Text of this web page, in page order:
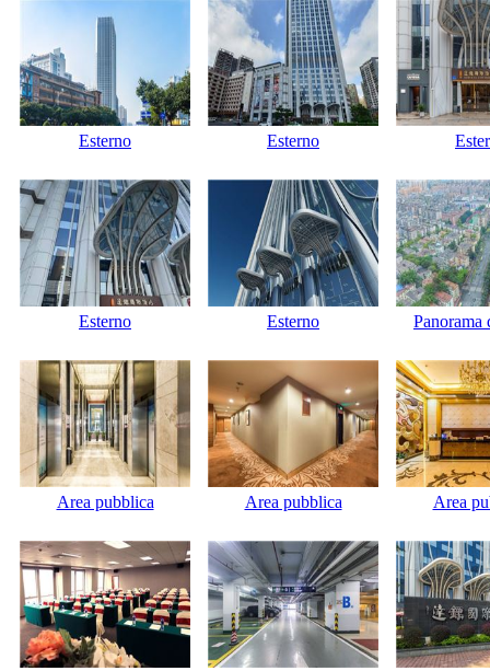
Esterno Esterno
Esterno Esterno Panorama
Area pubblica Area pubblica Area